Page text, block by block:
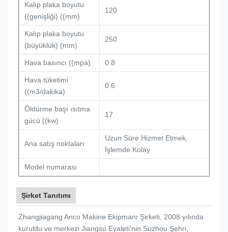
Kalıp plaka boyutu
((genişliği) ((mm)
120
Kalıp plaka boyutu
(büyüklük) (mm)
250
Hava basıncı ((mpa) 0.8
Hava tüketimi
((m3/dakika)
0.6
Öldürme başı ısıtma
gücü ((kw)
17
Ana satış noktaları
Uzun Süre Hizmet Etmek,
İşlemde Kolay
Model numarası
Şirket Tanıtımı
Zhangjiagang Anco Makine Ekipmanı Şirketi, 2008 yılında
kuruldu ve merkezi Jiangsu Eyaleti'nin Suzhou Şehri,